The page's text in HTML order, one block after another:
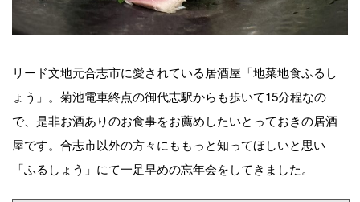
リード文地元合志市に愛されている居酒屋「地菜地食ふるし
ょう」。菊池電車終点の御代志駅からも歩いて15分程なの
で、是非お酒ありのお食事をお薦めしたいとっておきの居酒
屋です。合志市以外の方々にももっと知ってほしいと思い
「ふるしょう」にて一足早めの忘年会をしてきました。